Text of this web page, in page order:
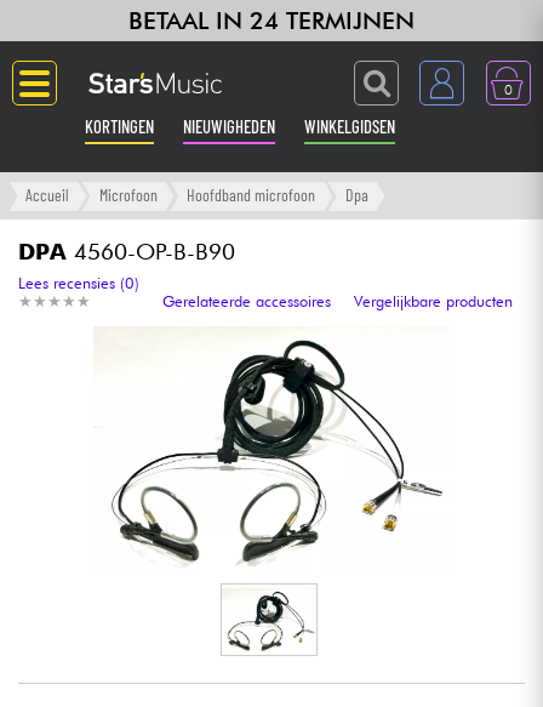
BETAAL IN 24 TERMIJNEN
0
KORTINGEN NIEUWIGHEDEN WINKELGIDSEN
Langue
Gitaar & Bas
Versterker & Effecten
Toetsenbord & Piano
Synths & samplers
Home-studio
Hoofdtelefoon
Accueil Microfoon Hoofdband microfoon Dpa
DPA 4560-OP-B-B90
★ ★ ★ ★ ★
★ ★ ★ ★ ★
Lees recensies (0)
Gerelateerde accessoires
Vergelijkbare producten